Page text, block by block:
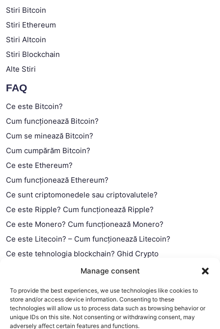
Manage consent
To provide the best experiences, we use technologies like cookies to
store and/or access device information. Consenting to these
technologies will allow us to process data such as browsing behavior or
unique IDs on this site. Not consenting or withdrawing consent, may
adversely affect certain features and functions.
Stiri Bitcoin
Stiri Ethereum
Stiri Altcoin
Stiri Blockchain
Alte Stiri
FAQ
Ce este Bitcoin?
Cum funcționează Bitcoin?
Cum se minează Bitcoin?
Cum cumpărăm Bitcoin?
Ce este Ethereum?
Cum funcționează Ethereum?
Ce sunt criptomonedele sau criptovalutele?
Ce este Ripple? Cum funcționează Ripple?
Ce este Monero? Cum funcționează Monero?
Ce este Litecoin? – Cum funcționează Litecoin?
Ce este tehnologia blockchain? Ghid Crypto
Ce este contractul smart?